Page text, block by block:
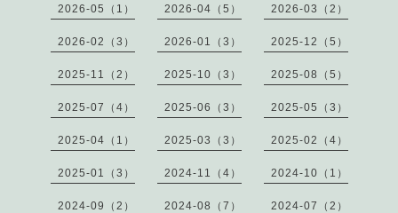
2026-05（1） 2026-04（5） 2026-03（2）
2026-02（3） 2026-01（3） 2025-12（5）
2025-11（2） 2025-10（3） 2025-08（5）
2025-07（4） 2025-06（3） 2025-05（3）
2025-04（1） 2025-03（3） 2025-02（4）
2025-01（3） 2024-11（4） 2024-10（1）
2024-09（2） 2024-08（7） 2024-07（2）